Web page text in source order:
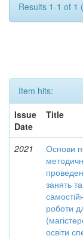
Results 1-1 of 1
Item hits:
Issue
Date
Title
2021
Основи
занять
роботи
освіти